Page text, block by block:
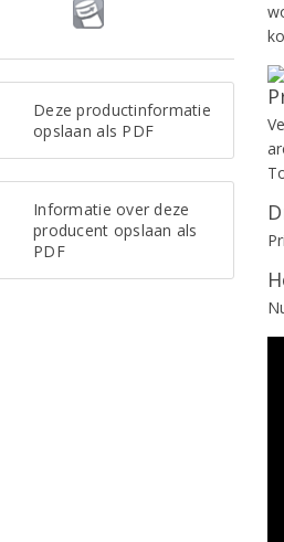
Deze productinformatie
opslaan als PDF
Informatie over deze
producent opslaan als
PDF